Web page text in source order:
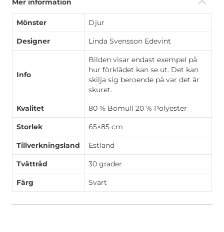
Mer information
Mönster Djur
Designer Linda Svensson Edevint
Info
Bilden visar endast exempel på
hur förklädet kan se ut. Det kan
skilja sig beroende på var det är
skuret.
Kvalitet 80 % Bomull 20 % Polyester
Storlek 65×85 cm
Tillverkningsland Estland
Tvättråd 30 grader
Färg Svart